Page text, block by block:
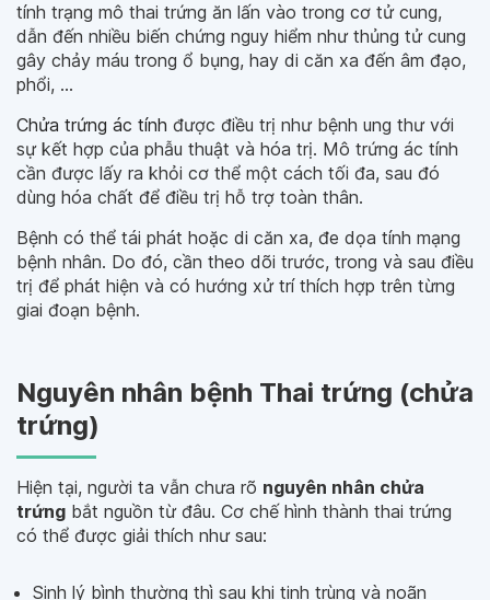
tính trạng mô thai trứng ăn lấn vào trong cơ tử cung,
dẫn đến nhiều biến chứng nguy hiểm như thủng tử cung
gây chảy máu trong ổ bụng, hay di căn xa đến âm đạo,
phổi, …
Chửa trứng ác tính được điều trị như bệnh ung thư với
sự kết hợp của phẫu thuật và hóa trị. Mô trứng ác tính
cần được lấy ra khỏi cơ thể một cách tối đa, sau đó
dùng hóa chất để điều trị hỗ trợ toàn thân.
Bệnh có thể tái phát hoặc di căn xa, đe dọa tính mạng
bệnh nhân. Do đó, cần theo dõi trước, trong và sau điều
trị để phát hiện và có hướng xử trí thích hợp trên từng
giai đoạn bệnh.
Nguyên nhân bệnh Thai trứng (chửa
trứng)
Hiện tại, người ta vẫn chưa rõ nguyên nhân chửa
trứng bắt nguồn từ đâu. Cơ chế hình thành thai trứng
có thể được giải thích như sau:
Sinh lý bình thường thì sau khi tinh trùng và noãn